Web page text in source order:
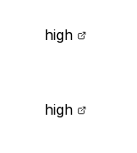
high
high